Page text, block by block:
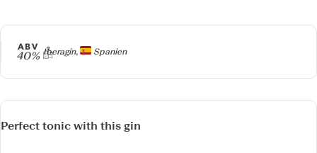
Producer
Iberagin, Spanien
ABV
40%
Perfect tonic with this gin